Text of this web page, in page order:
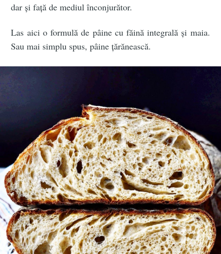
dar și față de mediul înconjurător.
Las aici o formulă de pâine cu făină integrală și maia.
Sau mai simplu spus, pâine țărănească.